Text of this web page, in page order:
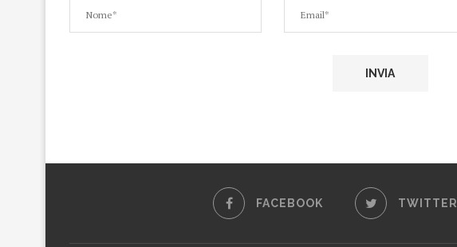
FACEBOOK TWITTER